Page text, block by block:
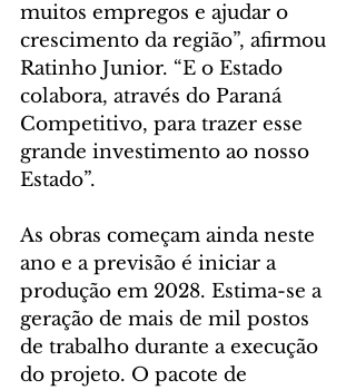
muitos empregos e ajudar o
crescimento da região”, afirmou
Ratinho Junior. “E o Estado
colabora, através do Paraná
Competitivo, para trazer esse
grande investimento ao nosso
Estado”.
As obras começam ainda neste
ano e a previsão é iniciar a
produção em 2028. Estima-se a
geração de mais de mil postos
de trabalho durante a execução
do projeto. O pacote de